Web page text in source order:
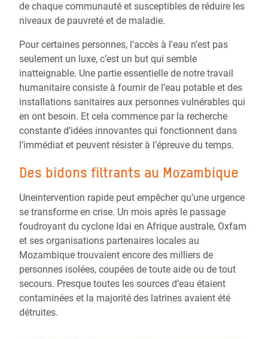
de chaque communauté et susceptibles de réduire les
niveaux de pauvreté et de maladie.
Pour certaines personnes, l’accès à l'eau n’est pas
seulement un luxe, c’est un but qui semble
inatteignable. Une partie essentielle de notre travail
humanitaire consiste à fournir de l’eau potable et des
installations sanitaires aux personnes vulnérables qui
en ont besoin. Et cela commence par la recherche
constante d’idées innovantes qui fonctionnent dans
l’immédiat et peuvent résister à l’épreuve du temps.
Des bidons filtrants au Mozambique
Uneintervention rapide peut empêcher qu’une urgence
se transforme en crise. Un mois après le passage
foudroyant du cyclone Idai en Afrique australe, Oxfam
et ses organisations partenaires locales au
Mozambique trouvaient encore des milliers de
personnes isolées, coupées de toute aide ou de tout
secours. Presque toutes les sources d’eau étaient
contaminées et la majorité des latrines avaient été
détruites.